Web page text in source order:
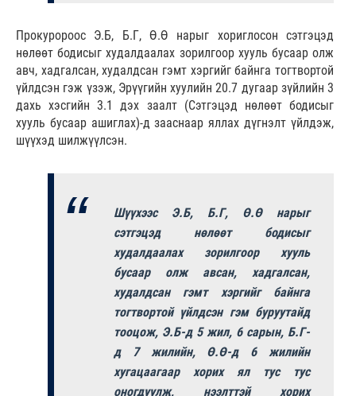
Прокуророос Э.Б, Б.Г, Ө.Ө нарыг хориглосон сэтгэцэд
нөлөөт бодисыг худалдаалах зорилгоор хууль бусаар олж
авч, хадгалсан, худалдсан гэмт хэргийг байнга тогтвортой
үйлдсэн гэж үзэж, Эрүүгийн хуулийн 20.7 дугаар зүйлийн 3
дахь хэсгийн 3.1 дэх заалт (Сэтгэцэд нөлөөт бодисыг
хууль бусаар ашиглах)-д зааснаар яллах дүгнэлт үйлдэж,
шүүхэд шилжүүлсэн.
Шүүхээс Э.Б, Б.Г, Ө.Ө нарыг
сэтгэцэд нөлөөт бодисыг
худалдаалах зорилгоор хууль
бусаар олж авсан, хадгалсан,
худалдсан гэмт хэргийг байнга
тогтвортой үйлдсэн гэм буруутайд
тооцож, Э.Б-д 5 жил, 6 сарын, Б.Г-
д 7 жилийн, Ө.Ө-д 6 жилийн
хугацаагаар хорих ял тус тус
оногдуулж, нээлттэй хорих